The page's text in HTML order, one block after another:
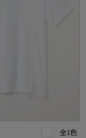
全1色